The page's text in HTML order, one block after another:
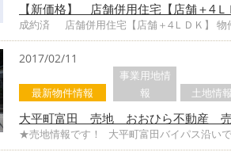
【新価格】 店舗併用住宅【店舗＋4
成約済 店舗併用住宅【店舗＋4ＬＤＫ】 物
2017/02/11
最新物件情報
事業用地情
報
土地情
大平町富田 売地 おおひら不動産
★売地情報です！ 大平町富田バイパス沿い